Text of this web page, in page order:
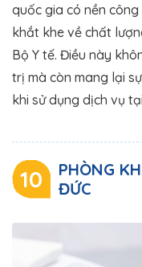
quốc gia có nền
khắt khe về chất
Bộ Y tế. Điều này
trị mà còn mang lại
khi sử dụng dịch vụ
10
PHÒNG
ĐỨC